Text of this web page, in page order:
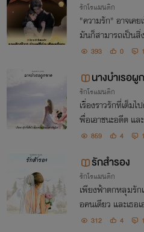
รักโรแมนติก
"ความรัก" อาจเค
มันก็สามารถเป็นสิ่
จนแม้แต่กาลเวลายั
393 0 1
นางบำเรอผู
รักโรแมนติก
เรื่องราวรักที่เต็ม
พื่อเอาชนะอดีต แ
แท้จริง
859 4 1
รักสำรอง
รักโรแมนติก
เพียงฟ้าตกหลุมรัก
อคนเดียว และเธอเ
ธอรู้ความจริงว่าเธ
312 4 1